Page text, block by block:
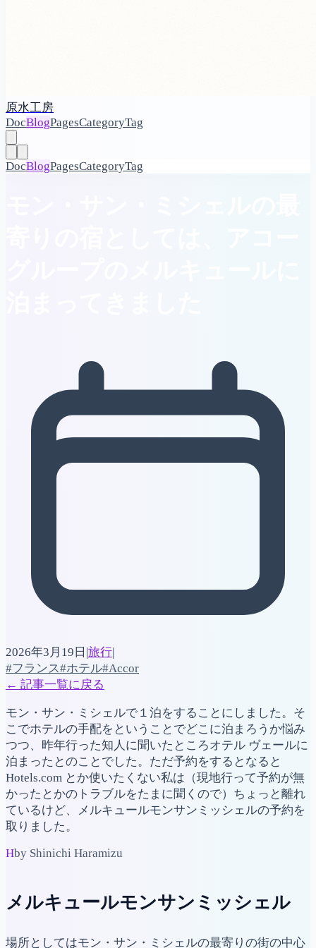
原水工房
DocBlogPagesCategoryTag
DocBlogPagesCategoryTag
2026年3月19日 |旅行|
#フランス#ホテル#Accor
← 記事一覧に戻る
モン・サン・ミシェルで１泊をすることにしました。そ
こでホテルの手配をということでどこに泊まろうか悩み
つつ、昨年行った知人に聞いたところオテル ヴェールに
泊まったとのことでした。ただ予約をするとなると
Hotels.com とか使いたくない私は（現地行って予約が無
かったとかのトラブルをたまに聞くので）ちょっと離れ
ているけど、メルキュールモンサンミッシェルの予約を
取りました。
Hby Shinichi Haramizu
メルキュールモンサンミッシェル
場所としてはモン・サン・ミシェルの最寄りの街の中心